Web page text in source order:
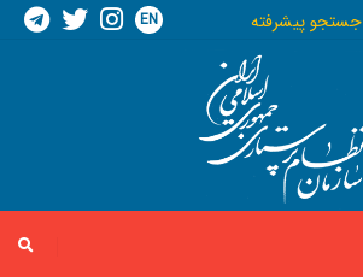
جستجو پیشرفته EN